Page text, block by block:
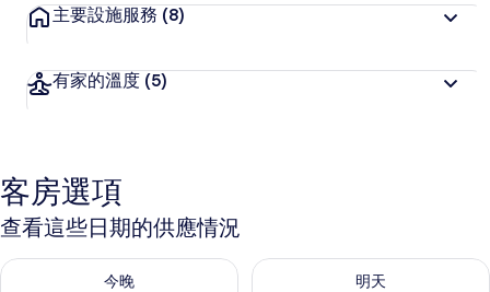
主要設施服務 (8)
有家的溫度 (5)
客房選項
查看這些日期的供應情況
今晚
查看今晚 (8月 8 - 8月 9) 的供應情況
明天
查看明天 (8月 9 - 8月 10) 的供